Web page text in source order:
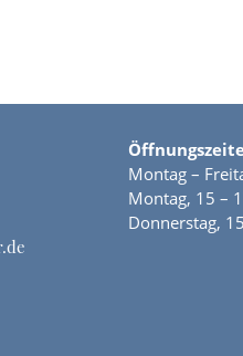
Montag –
Montag, 15 –
Donnerstag,